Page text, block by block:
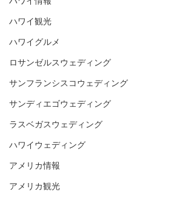
ハワイ観光
ハワイグルメ
ロサンゼルスウェディング
サンフランシスコウェディング
サンディエゴウェディング
ラスベガスウェディング
ハワイウェディング
アメリカ情報
アメリカ観光